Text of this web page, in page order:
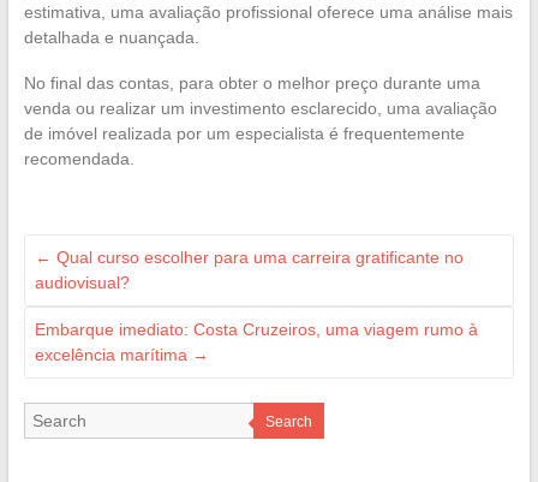
estimativa, uma avaliação profissional oferece uma análise mais
detalhada e nuançada.
No final das contas, para obter o melhor preço durante uma
venda ou realizar um investimento esclarecido, uma avaliação
de imóvel realizada por um especialista é frequentemente
recomendada.
← Qual curso escolher para uma carreira gratificante no
audiovisual?
Embarque imediato: Costa Cruzeiros, uma viagem rumo à
excelência marítima →
Search